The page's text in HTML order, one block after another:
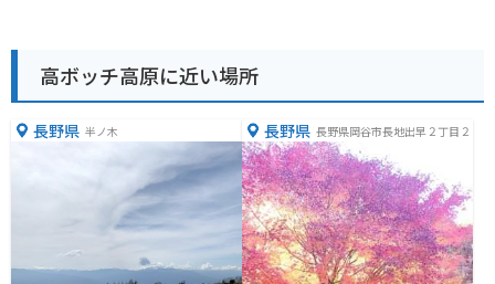
高ボッチ高原に近い場所
長野県 半ノ木 長野県 長野県岡谷市長地出早２丁目２